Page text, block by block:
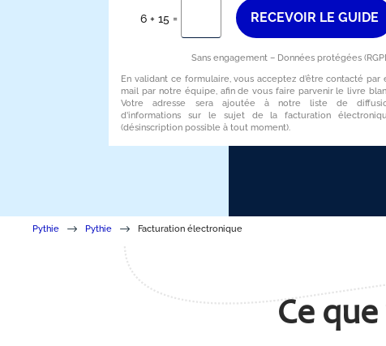
6 + 15 = RECEVOIR LE GUIDE
Sans engagement – Données protégées
En validant ce formulaire, vous acceptez d’être contacté par
mail par notre équipe, afin de vous faire parvenir le livre
Votre adresse sera ajoutée à notre liste de
d’informations sur le sujet de la facturation
(désinscription possible à tout moment).
Pythie $ Pythie $ Facturation électronique
Ce